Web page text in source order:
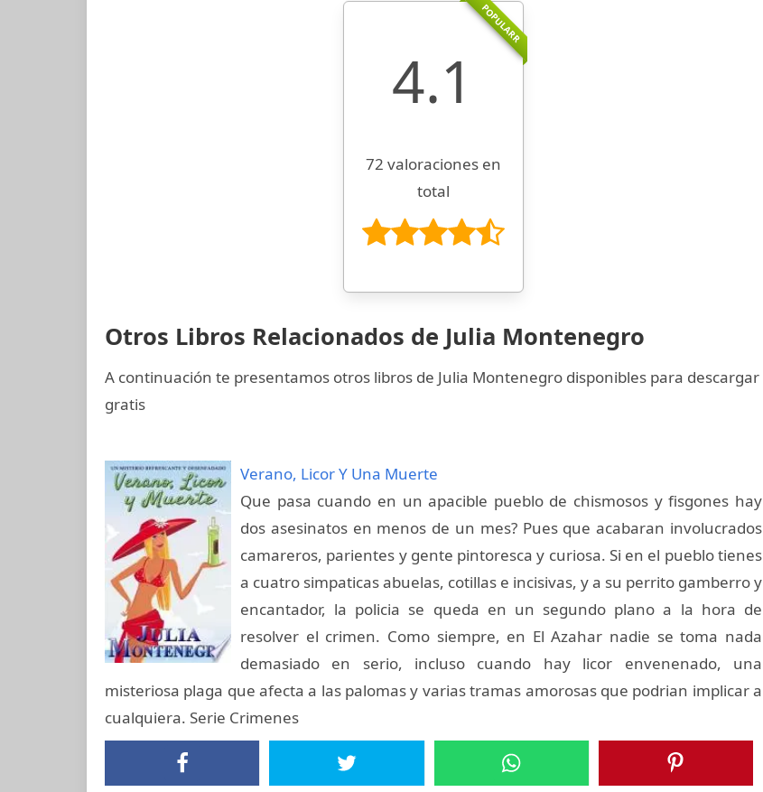
POPULARR
4.1
72 valoraciones en
total
Otros Libros Relacionados de Julia Montenegro
A continuación te presentamos otros libros de Julia Montenegro disponibles para descargar
gratis
Verano, Licor Y Una Muerte
Que pasa cuando en un apacible pueblo de chismosos y fisgones hay
dos asesinatos en menos de un mes? Pues que acabaran involucrados
camareros, parientes y gente pintoresca y curiosa. Si en el pueblo tienes
a cuatro simpaticas abuelas, cotillas e incisivas, y a su perrito gamberro y
encantador, la policia se queda en un segundo plano a la hora de
resolver el crimen. Como siempre, en El Azahar nadie se toma nada
demasiado en serio, incluso cuando hay licor envenenado, una
misteriosa plaga que afecta a las palomas y varias tramas amorosas que podrian implicar a
cualquiera. Serie Crimenes